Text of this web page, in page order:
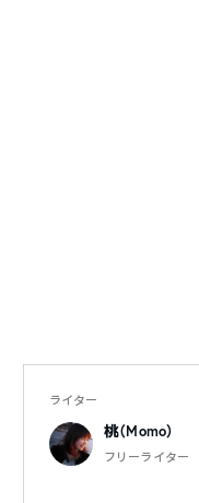
ライター
桃（Momo）
フリーライター